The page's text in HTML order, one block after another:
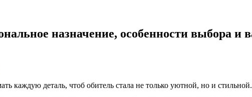
назначение, особенности выбора и
каждую деталь, чтоб обитель стала не только уютной, но и стильной.